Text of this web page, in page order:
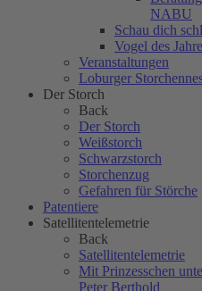
NABU
Schau dich
Vogel des
Veranstaltungen
Loburger
Der Storch
Back
Der Storch
Weißstorch
Schwarzstorch
Storchenzug
Gefahren für Störche
Patentiere
Satellitentelemetrie
Back
Satellitentelemetrie
Mit Prinzesschen
Peter Berthold